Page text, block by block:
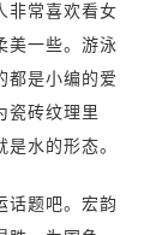
非常喜欢看女
美一些。游泳
都是小编的爱
瓷砖纹理里
水的形态。
话题吧。宏韵